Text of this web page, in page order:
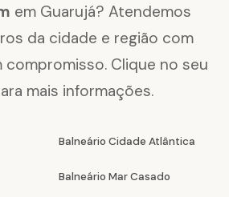
em Guarujá? Atendemos
da cidade e região com
Clique no seu
mais informações.
Balneário Cidade Atlântica
Balneário Mar Casado